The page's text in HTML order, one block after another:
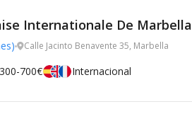
Internationale De Marbella
Calle Jacinto Benavente 35, Marbella
300-700€ Internacional